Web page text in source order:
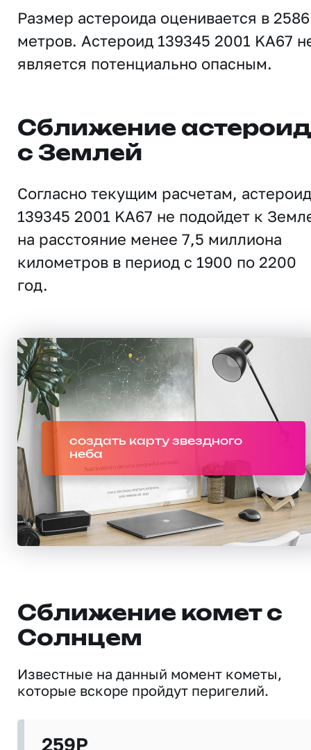
Размер астероида оценивается в 2586
метров. Астероид 139345 2001 KA67
является потенциально опасным.
Сближение
с Землей
Согласно текущим расчетам, астероид
139345 2001 KA67 не подойдет к
на расстояние менее 7,5 миллиона
километров в период с 1900 по 2200
год.
создать карту звездного
неба
Сближение комет с
Солнцем
Известные на данный момент кометы,
которые вскоре пройдут перигелий.
259P